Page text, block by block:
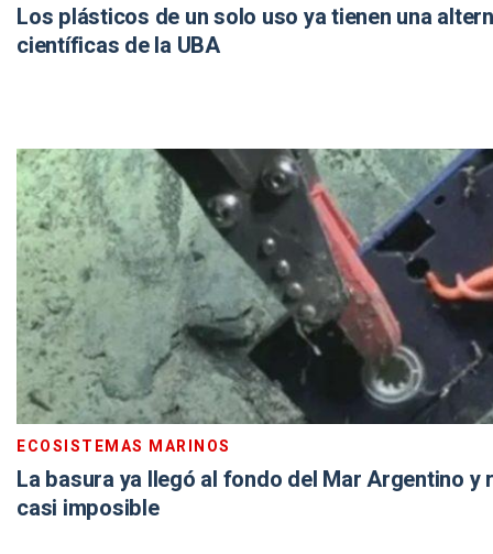
Los plásticos de un solo uso ya tienen una
científicas de la UBA
ECOSISTEMAS MARINOS
La basura ya llegó al fondo del Mar Argentino y
casi imposible